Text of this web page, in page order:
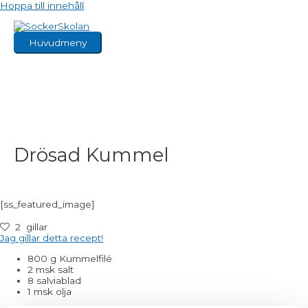
Hoppa till innehåll
Huvudmeny
Drösad Kummel
[ss_featured_image]
2 gillar
Jag gillar detta recept!
800 g Kummelfilé
2 msk salt
8 salviablad
1 msk olja